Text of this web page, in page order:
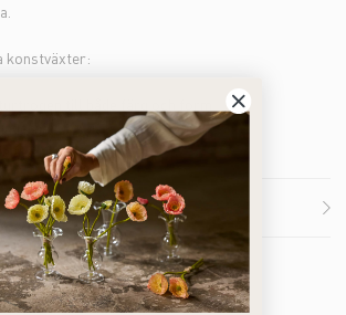
konstväxter:
till både färg och form
alternativ